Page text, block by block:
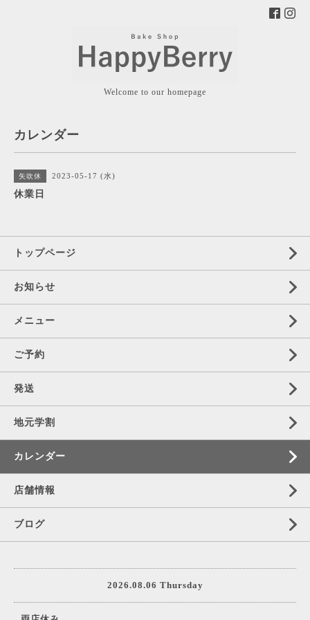
Welcome to our homepage
カレンダー
矢吹休 2023-05-17 (水)
休業日
トップページ
お知らせ
メニュー
ご予約
発送
地元学割
カレンダー
店舗情報
ブログ
2026.08.06 Thursday